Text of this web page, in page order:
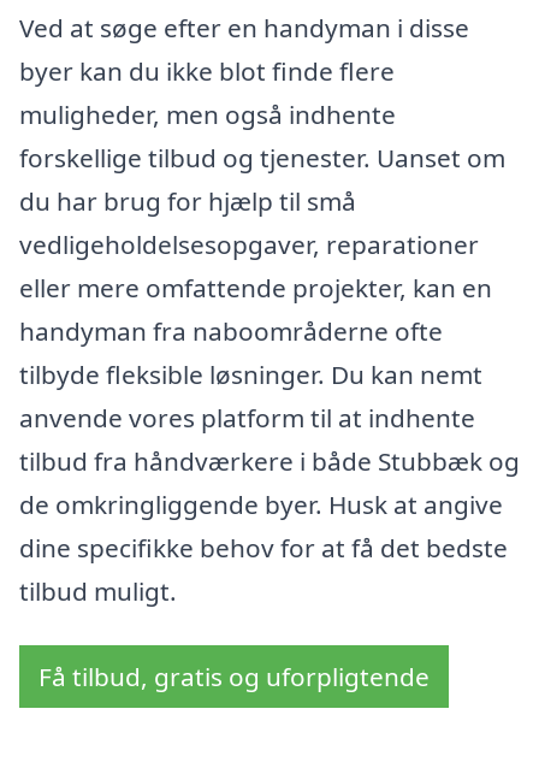
Ved at søge efter en handyman i disse
byer kan du ikke blot finde flere
muligheder, men også indhente
forskellige tilbud og tjenester. Uanset om
du har brug for hjælp til små
vedligeholdelsesopgaver, reparationer
eller mere omfattende projekter, kan en
handyman fra naboområderne ofte
tilbyde fleksible løsninger. Du kan nemt
anvende vores platform til at indhente
tilbud fra håndværkere i både Stubbæk og
de omkringliggende byer. Husk at angive
dine specifikke behov for at få det bedste
tilbud muligt.
Få tilbud, gratis og uforpligtende